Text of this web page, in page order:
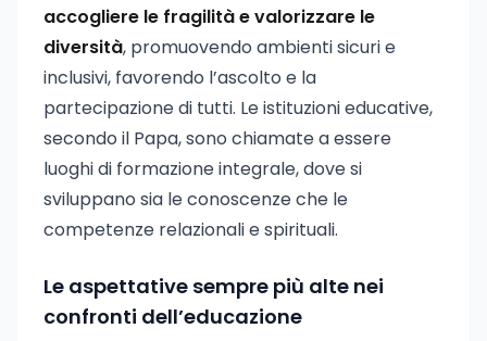
accogliere le fragilità e valorizzare le
diversità, promuovendo ambienti sicuri e
inclusivi, favorendo l’ascolto e la
partecipazione di tutti. Le istituzioni educative,
secondo il Papa, sono chiamate a essere
luoghi di formazione integrale, dove si
sviluppano sia le conoscenze che le
competenze relazionali e spirituali.
Le aspettative sempre più alte nei
confronti dell’educazione